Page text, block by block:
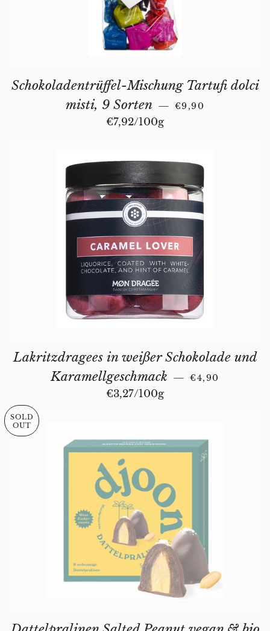
Schokoladentrüffel-Mischung Tartufi dolci
misti, 9 Sorten — REGULAR PRICE
€9,90
Unit price
€7,92/per
100g
Lakritzdragees in weißer Schokolade und
Karamellgeschmack — REGULAR
€4,90
Unit price
€3,27/per
100g
SOLD
OUT